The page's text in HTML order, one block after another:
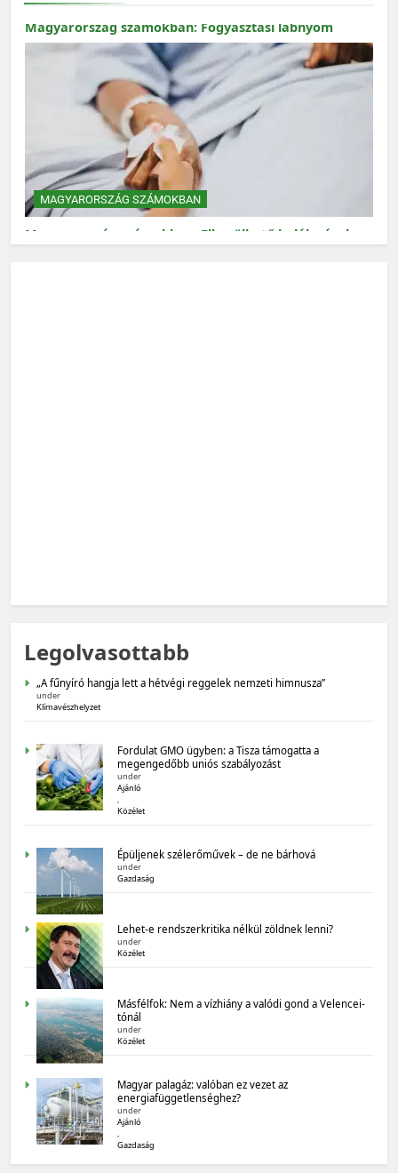
Magyarország számokban: Fogyasztási lábnyom
MAGYARORSZÁG SZÁMOKBAN
Magyarország számokban: Elkerülhető halálozások
Magyarország számokban: Fogyasztói bizalom,
gazdasági várakozások
Magyarország számokban: Államadósság
MAGYARORSZÁG SZÁMOKBAN
Magyarország számokban: biogazdálkodás
Legolvasottabb
„A fűnyíró hangja lett a hétvégi reggelek nemzeti himnusza”
under
Klímavészhelyzet
Fordulat GMO ügyben: a Tisza támogatta a
megengedőbb uniós szabályozást
under
Ajánló
,
Közélet
Épüljenek szélerőművek – de ne bárhová
under
Gazdaság
Lehet-e rendszerkritika nélkül zöldnek lenni?
under
Közélet
Másfélfok: Nem a vízhiány a valódi gond a Velencei-
tónál
under
Közélet
Magyar palagáz: valóban ez vezet az
energiafüggetlenséghez?
under
Ajánló
,
Gazdaság